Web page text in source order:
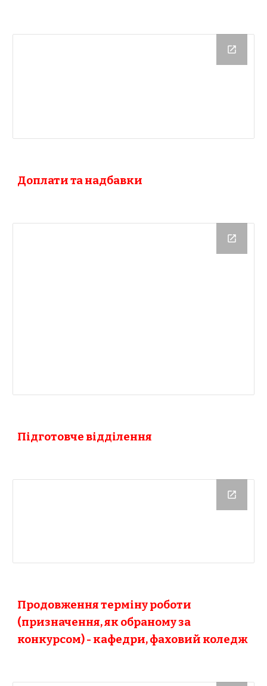
Доплати та надбавки
Підготовче відділення
Продовження терміну роботи
(призначення, як обраному за
конкурсом) - кафедри, фаховий коледж